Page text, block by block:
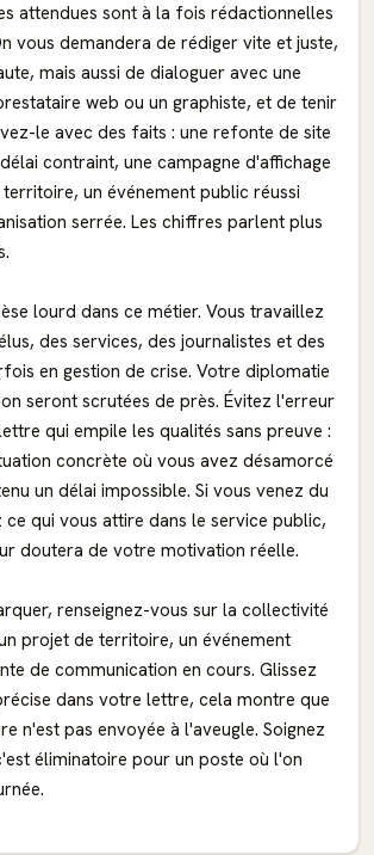
attendues sont à la fois rédactionnelles
vous demandera de rédiger vite et juste,
mais aussi de dialoguer avec une
web ou un graphiste, et de tenir
le avec des faits : une refonte de site
contraint, une campagne d'affichage
un événement public réussi
serrée. Les chiffres parlent plus
lourd dans ce métier. Vous travaillez
des services, des journalistes et des
en gestion de crise. Votre diplomatie
seront scrutées de près. Évitez l'erreur
qui empile les qualités sans preuve :
concrète où vous avez désamorcé
un délai impossible. Si vous venez du
qui vous attire dans le service public,
doutera de votre motivation réelle.
renseignez-vous sur la collectivité
projet de territoire, un événement
de communication en cours. Glissez
dans votre lettre, cela montre que
n'est pas envoyée à l'aveugle. Soignez
éliminatoire pour un poste où l'on